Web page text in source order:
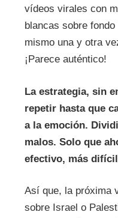
vídeos virales con
blancas sobre
mismo una y otra
¡Parece auténtico!
La estrategia, sin
repetir hasta que
a la emoción.
malos. Solo que
efectivo, más
Así que, la próxima
sobre Israel o